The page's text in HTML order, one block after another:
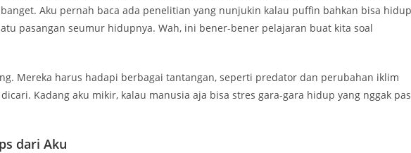
Aku pernah baca ada penelitian yang nunjukin kalau puffin bahkan bisa hidup
pasangan seumur hidupnya. Wah, ini bener-bener pelajaran buat kita soal
Mereka harus hadapi berbagai tantangan, seperti predator dan perubahan iklim
Kadang aku mikir, kalau manusia aja bisa stres gara-gara hidup yang nggak
dari Aku